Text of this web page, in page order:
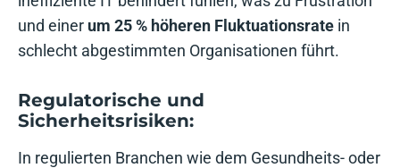
und einer um 25 % höheren Fluktuationsrate in
schlecht abgestimmten Organisationen führt.
Regulatorische und
Sicherheitsrisiken:
In regulierten Branchen wie dem Gesundheits- oder